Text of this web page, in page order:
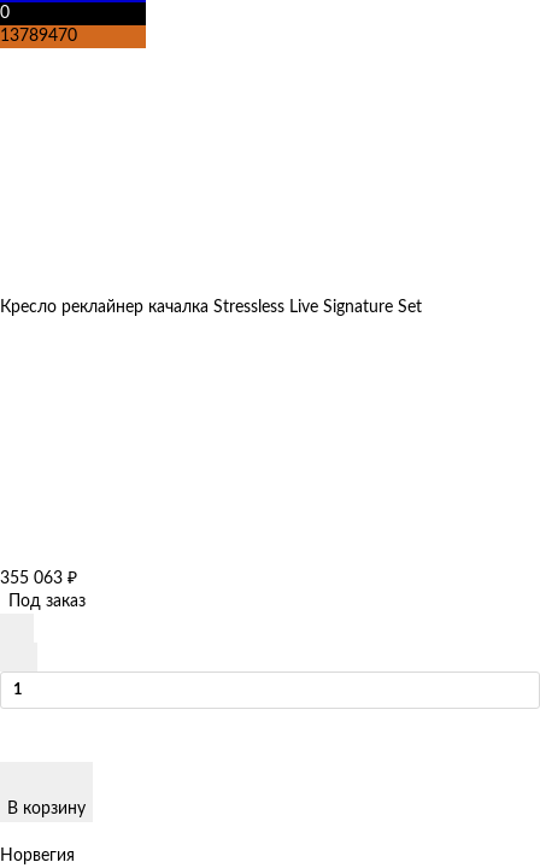
0
13789470
Кресло реклайнер качалка Stressless Live Signature Set
355 063 ₽
Под заказ
В корзину
Норвегия